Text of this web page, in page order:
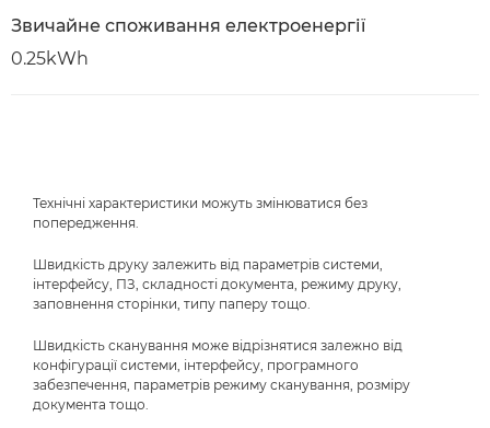
Звичайне споживання електроенергії
0.25kWh
Технічні характеристики можуть змінюватися без
попередження.
Швидкість друку залежить від параметрів системи,
інтерфейсу, ПЗ, складності документа, режиму друку,
заповнення сторінки, типу паперу тощо.
Швидкість сканування може відрізнятися залежно від
конфігурації системи, інтерфейсу, програмного
забезпечення, параметрів режиму сканування, розміру
документа тощо.